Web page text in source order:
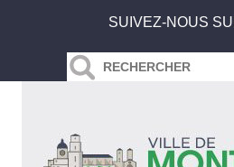
SUIVEZ-NOUS